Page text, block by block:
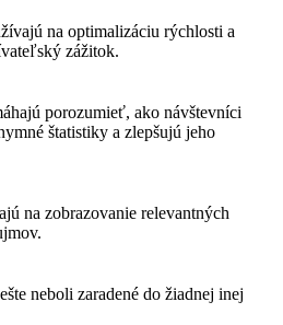
na optimalizáciu rýchlosti a
zážitok.
porozumieť, ako návštevníci
štatistiky a zlepšujú jeho
na zobrazovanie relevantných
neboli zaradené do žiadnej inej